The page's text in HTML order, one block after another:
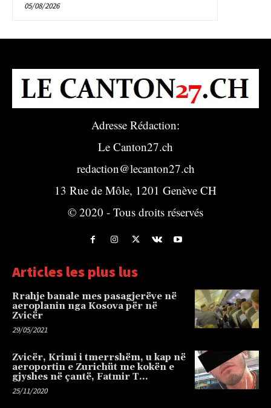
05/08/2026
Adresse Rédaction:
Le Canton27.ch
redaction@lecanton27.ch
13 Rue de Môle, 1201 Genève CH
© 2020 - Tous droits réservés
Articles les plus lus
Rrahje banale mes pasagjerëve në
aeroplanin nga Kosova për në
Zvicër
29/05/2021
Zvicër, Krimi i tmerrshëm, u kap në
aeroportin e Zurichüt me kokën e
gjyshes në çantë, Fatmir T…
25/11/2020